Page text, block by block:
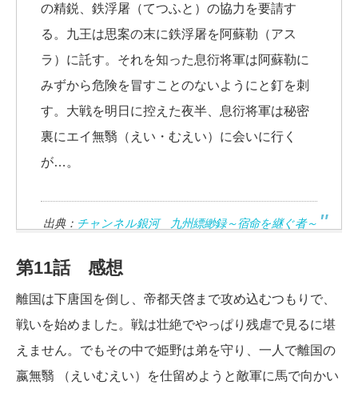
の精鋭、鉄浮屠（てつふと）の協力を要請す
る。九王は思案の末に鉄浮屠を阿蘇勒（アス
ラ）に託す。それを知った息衍将軍は阿蘇勒に
みずから危険を冒すことのないようにと釘を刺
す。大戦を明日に控えた夜半、息衍将軍は秘密
裏にエイ無翳（えい・むえい）に会いに行く
が…。
出典： チャンネル銀河 九州縹緲録～宿命を継ぐ者～
第11話 感想
離国は下唐国を倒し、帝都天啓まで攻め込むつもりで、
戦いを始めました。戦は壮絶でやっぱり残虐で見るに堪
えません。でもその中で姫野は弟を守り、一人で離国の
嬴無翳 （えいむえい）を仕留めようと敵軍に馬で向かい